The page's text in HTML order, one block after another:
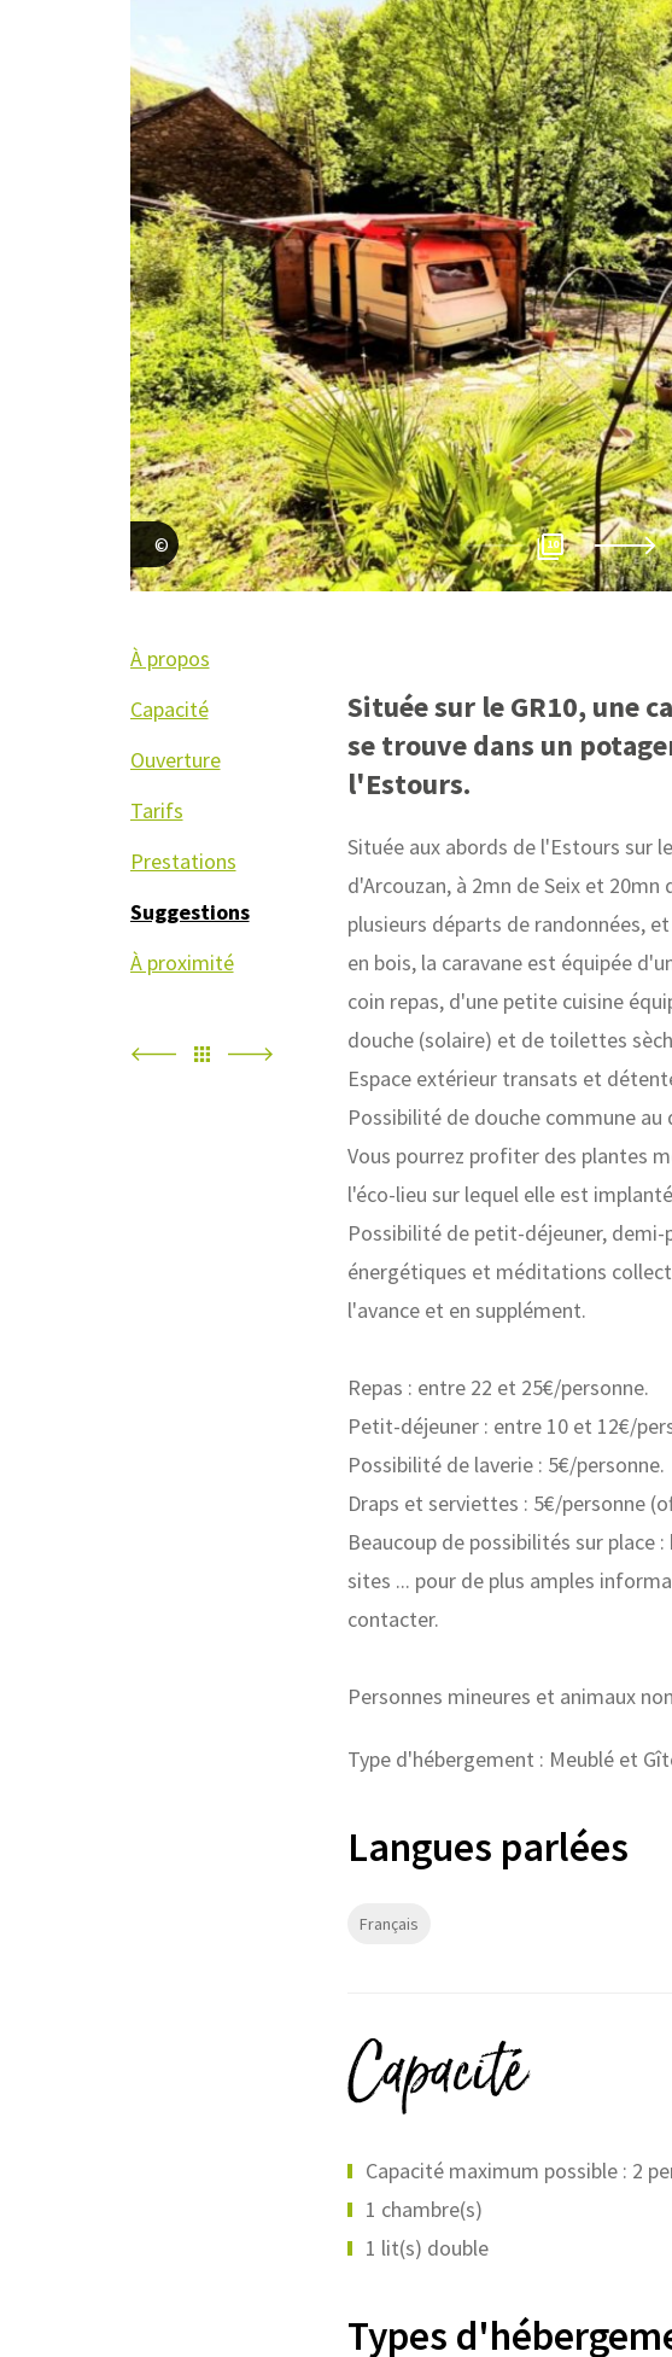
Joakim Lyon 10
À propos
Capacité
Ouverture
Tarifs
Prestations
Suggestions
À proximité
Située sur le GR10, une
se trouve dans un
l'Estours.
Située aux abords de l'Estours sur
d'Arcouzan, à 2mn de Seix et
plusieurs départs de randonnées,
en bois, la caravane est équipée
coin repas, d'une petite cuisine
douche (solaire) et de toilettes
Espace extérieur transats et
Possibilité de douche commune
Vous pourrez profiter des plantes
l'éco-lieu sur lequel elle est
Possibilité de petit-déjeuner, demi-
énergétiques et méditations
l'avance et en supplément.
Repas : entre 22 et 25€/personne.
Petit-déjeuner : entre 10 et 12€/
Possibilité de laverie : 5€/personne.
Draps et serviettes : 5€/personne
Beaucoup de possibilités sur place
sites ... pour de plus amples
contacter.
Personnes mineures et animaux
Type d'hébergement : Meublé et
Langues parlées
Français
Capacité
Capacité maximum possible : 2
1 chambre(s)
1 lit(s) double
Types